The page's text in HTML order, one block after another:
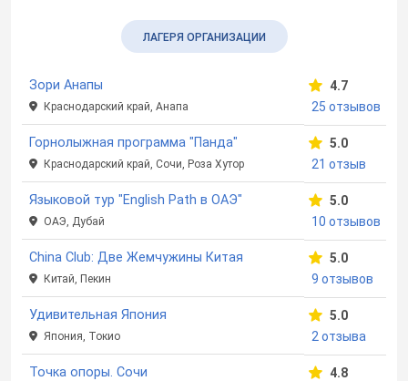
ЛАГЕРЯ ОРГАНИЗАЦИИ
Зори Анапы
Краснодарский край, Анапа
4.7
25 отзывов
Горнолыжная программа "Панда"
Краснодарский край, Сочи, Роза Хутор
5.0
21 отзыв
Языковой тур "English Path в ОАЭ"
ОАЭ, Дубай
5.0
10 отзывов
China Club: Две Жемчужины Китая
Китай, Пекин
5.0
9 отзывов
Удивительная Япония
Япония, Токио
5.0
2 отзыва
Точка опоры. Сочи
4.8